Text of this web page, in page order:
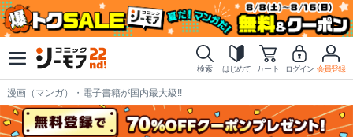
検索 はじめて カート ログイン 会員登録
漫画（マンガ）・電子書籍が国内最大級!!